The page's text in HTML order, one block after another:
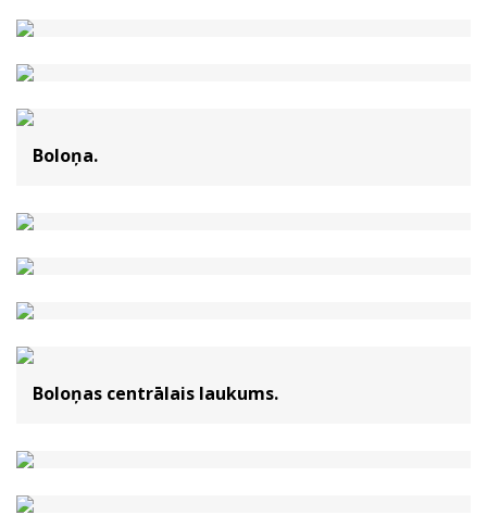
Boloņa.
Boloņas centrālais laukums.